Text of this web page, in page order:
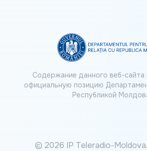
Содержание данного веб-сайта
официальную позицию
Республикой
© 2026 IP Teleradio-